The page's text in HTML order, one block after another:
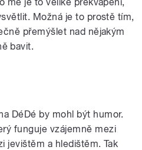
Možná je to prostě tím,
přemýšlet nad nějakým
bavit.
DéDé by mohl být humor.
funguje vzájemně mezi
jevištěm a hledištěm. Tak